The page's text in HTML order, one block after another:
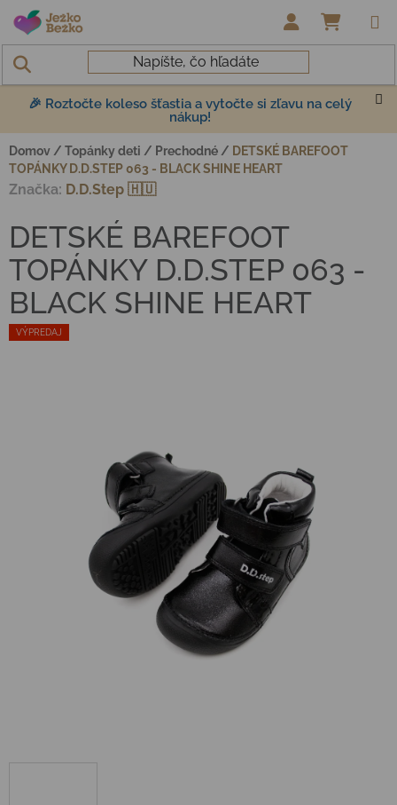
Prejsť na obsah
🎉 Roztočte koleso šťastia a vytočte si zľavu na celý
nákup!
Domov / Topánky deti / Prechodné / DETSKÉ BAREFOOT
TOPÁNKY D.D.STEP 063 - BLACK SHINE HEART
VÝPREDAJ
DETSKÉ BAREFOOT
TOPÁNKY D.D.STEP 063 -
BLACK SHINE HEART
Značka: D.D.Step 🇭🇺